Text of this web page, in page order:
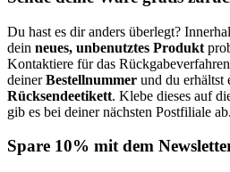
Du hast es dir anders überlegt?
dein neues, unbenutztes Produkt
Kontaktiere für das
deinerBestellnummer und du erhältst
Rücksendeetikett. Klebe dieses auf
gib es bei deiner nächsten Postfiliale ab.
Spare 10% mit dem